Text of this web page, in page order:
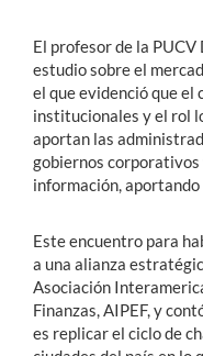
El profesor de la
estudio sobre el
el que evidenció que
institucionales y el rol
aportan las
gobiernos
información,
Este encuentro para
a una alianza
Asociación
Finanzas, AIPEF, y
es replicar el ciclo de